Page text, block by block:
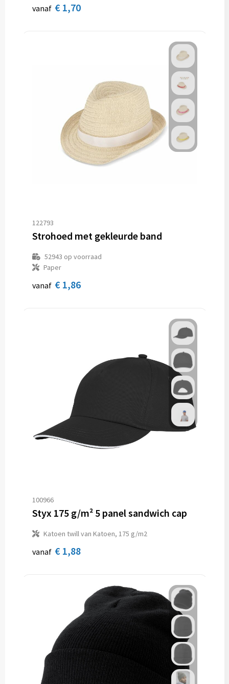
vanaf € 1,70
122793
Strohoed met gekleurde band
52943 op voorraad
Paper
vanaf € 1,86
100966
Styx 175 g/m² 5 panel sandwich cap
Katoen twill van Katoen, 175 g/m2
vanaf € 1,88